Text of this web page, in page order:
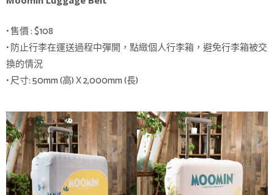
• 售價 : $108
• 防止行李在運送過程中彈開，點緻個人行李箱，避免行李箱被交
換的情況
• 尺寸: 50mm (高) X 2,000mm (長)